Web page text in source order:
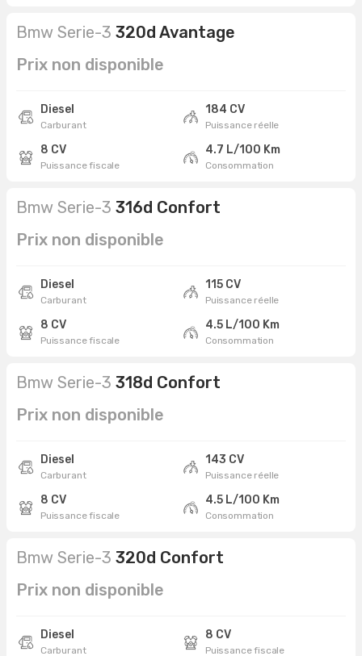
Bmw Serie-3 320d Avantage
Prix non disponible
Diesel
Carburant
184 CV
Puissance réelle
8 CV
Puissance fiscale
4.7 L/100 Km
Consommation
Bmw Serie-3 316d Confort
Prix non disponible
Diesel
Carburant
115 CV
Puissance réelle
8 CV
Puissance fiscale
4.5 L/100 Km
Consommation
Bmw Serie-3 318d Confort
Prix non disponible
Diesel
Carburant
143 CV
Puissance réelle
8 CV
Puissance fiscale
4.5 L/100 Km
Consommation
Bmw Serie-3 320d Confort
Prix non disponible
Diesel
Carburant
8 CV
Puissance fiscale